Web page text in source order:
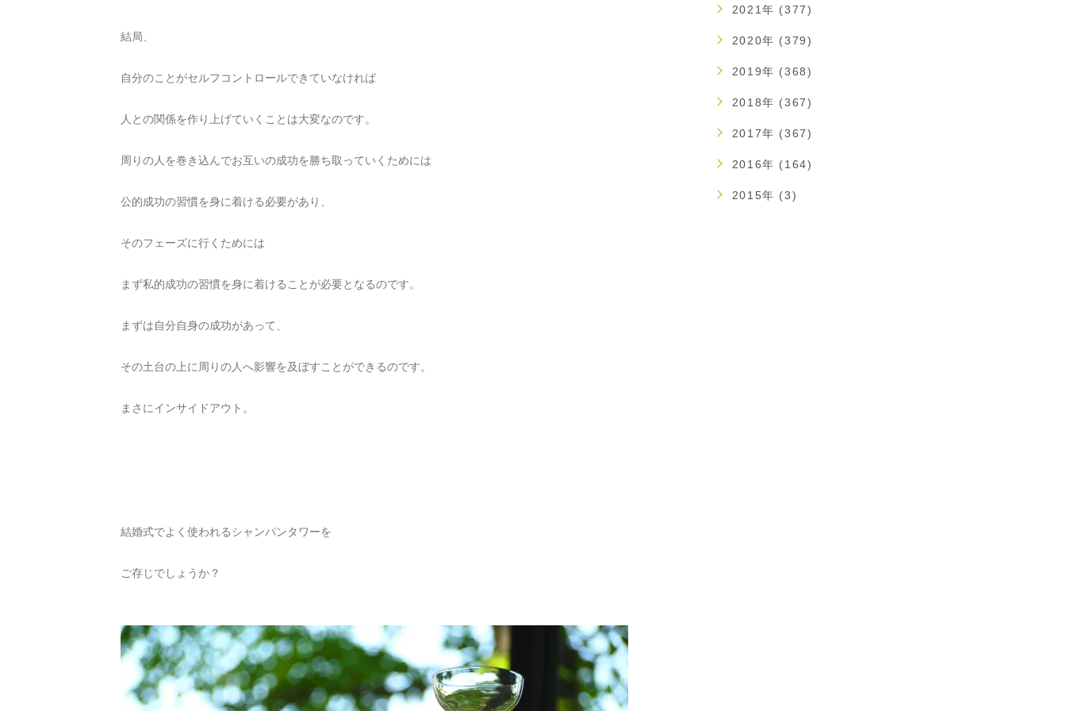
結局、
自分のことがセルフコントロールできていなければ
人との関係を作り上げていくことは大変なのです。
周りの人を巻き込んでお互いの成功を勝ち取っていくためには
公的成功の習慣を身に着ける必要があり、
そのフェーズに行くためには
まず私的成功の習慣を身に着けることが必要となるのです。
まずは自分自身の成功があって、
その土台の上に周りの人へ影響を及ぼすことができるのです。
まさにインサイドアウト。
結婚式でよく使われるシャンパンタワーを
ご存じでしょうか？
2021年 (377)
2020年 (379)
2019年 (368)
2018年 (367)
2017年 (367)
2016年 (164)
2015年 (3)